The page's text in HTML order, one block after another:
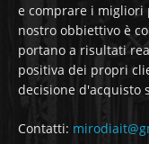
e comprare i migliori
nostro obbiettivo è
portano a risultati
positiva dei propri
decisione d'acquisto
Contatti: